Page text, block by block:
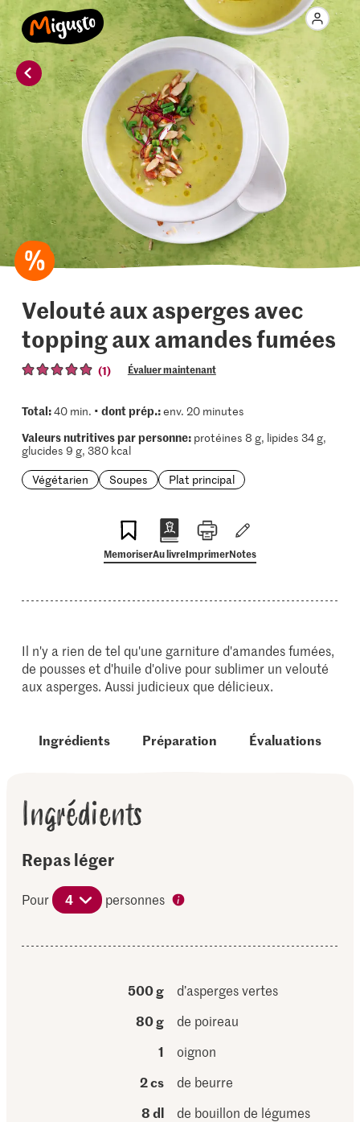
Velouté aux asperges avec
topping aux amandes fumées
(1) Évaluer maintenant
Total:40 min. • dont prép.:env. 20 minutes
Valeurs nutritives par personne:protéines 8 g, lipides 34 g,
glucides 9 g, 380 kcal
Végétarien
Soupes Plat principal
MemoriserAu livreImprimerNotes
Il n'y a rien de tel qu'une garniture d'amandes fumées,
de pousses et d'huile d'olive pour sublimer un velouté
aux asperges. Aussi judicieux que délicieux.
Ingrédients Préparation Évaluations
Ingrédients
Repas léger
Pour 4 personnes
500 g
d’asperges vertes
80 g
de poireau
1
oignon
2 cs
de beurre
8 dl
de bouillon de légumes